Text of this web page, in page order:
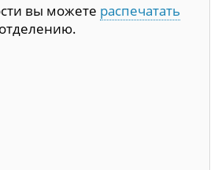
вы можете распечатать